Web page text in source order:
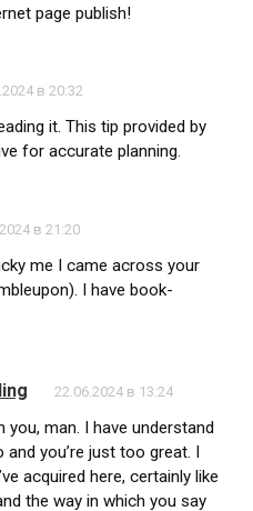
page publish!
в 20:32
it. This tip provided by
for accurate planning.
в 21:20
me I came across your
I have book-
22.06.2024 в 13:24
man. I have understand
you’re just too great. I
acquired here, certainly like
the way in which you say